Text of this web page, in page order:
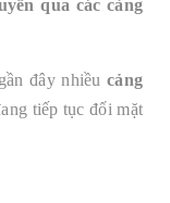
qua các cảng
đây nhiều cảng
tiếp tục đối mặt